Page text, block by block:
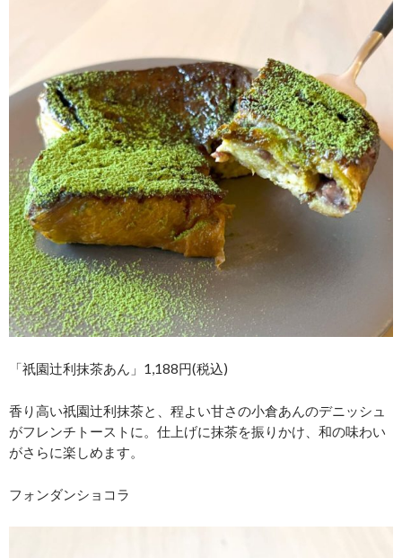
「祇園辻利抹茶あん」1,188円(税込)
香り高い祇園辻利抹茶と、程よい甘さの小倉あんのデニッシュ
がフレンチトーストに。仕上げに抹茶を振りかけ、和の味わい
がさらに楽しめます。
フォンダンショコラ